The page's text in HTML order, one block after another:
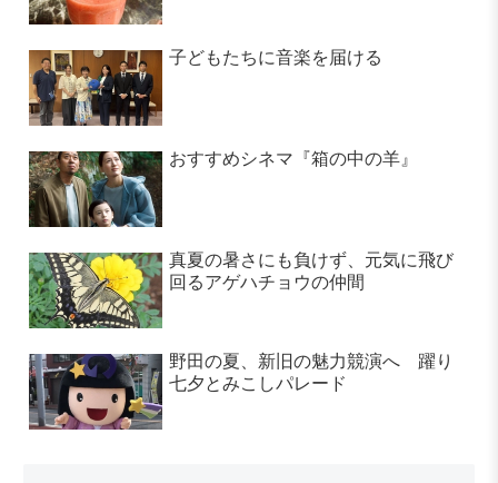
子どもたちに音楽を届ける
おすすめシネマ『箱の中の羊』
真夏の暑さにも負けず、元気に飛び
回るアゲハチョウの仲間
野田の夏、新旧の魅力競演へ 躍り
七夕とみこしパレード